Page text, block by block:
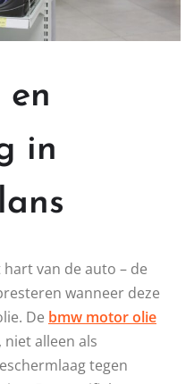
en
in
van de auto – de
wanneer deze
De bmw motor olie
alleen als
tegen